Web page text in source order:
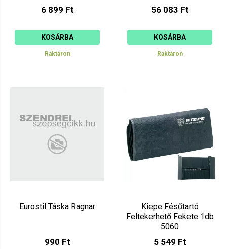
6 899 Ft
KOSÁRBA
Raktáron
56 083 Ft
KOSÁRBA
Raktáron
Eurostil Táska Ragnar
990 Ft
Kiepe Fésűtartó
Feltekerhető Fekete 1db
5060
5 549 Ft